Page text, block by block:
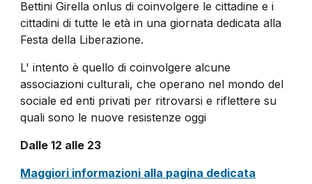
Bettini Girella onlus di coinvolgere le cittadine e i
cittadini di tutte le età in una giornata dedicata alla
Festa della Liberazione.
L' intento è quello di coinvolgere alcune
associazioni culturali, che operano nel mondo del
sociale ed enti privati per ritrovarsi e riflettere su
quali sono le nuove resistenze oggi
Dalle 12 alle 23
Maggiori informazioni alla pagina dedicata